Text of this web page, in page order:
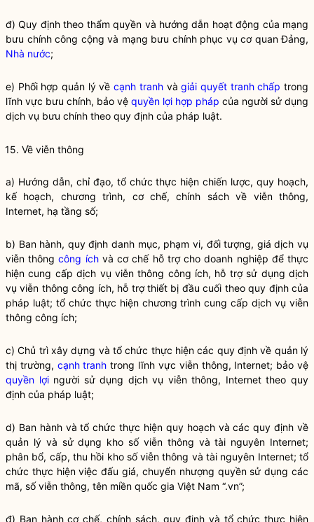
đ) Quy định theo thẩmquyền và hướng dẫn hoạt động của mạng
bưu chính công cộng và mạng bưu chính phục vụ cơ quan Đảng,
Nhà nước;
e) Phối hợp quản lý vềcạnh tranhvàgiải quyết tranh chấp trong
lĩnh vực bưu chính, bảo vệ quyền lợi hợp pháp của người sử dụng
dịch vụ bưu chính theo quy định của pháp luật.
15. Về viễn thông
a) Hướng dẫn, chỉ đạo, tổ chức thực hiện chiến lược, quy hoạch,
kế hoạch, chương trình, cơ chế, chính sách về viễn thông,
Internet, hạ tầng số;
b) Ban hành, quy định danh mục, phạm vi, đối tượng, giá dịch vụ
viễn thôngcông íchvà cơ chế hỗ trợ cho doanh nghiệp để thực
hiện cung cấp dịch vụ viễn thông công ích, hỗ trợ sử dụng dịch
vụ viễn thôngcông ích, hỗ trợ thiết bị đầu cuối theo quy định của
pháp luật; tổ chức thực hiện chương trình cung cấp dịch vụ viễn
thông công ích;
c) Chủ trì xây dựng và tổ chức thực hiện các quy định về quản lý
thị trường, cạnh tranh trong lĩnh vực viễn thông, Internet; bảo vệ
quyền lợingười sử dụng dịch vụ viễn thông, Internet theo quy
định của pháp luật;
d) Ban hành và tổ chức thực hiện quy hoạch và các quy định về
quản lý và sử dụng kho số viễn thông và tài nguyên Internet;
phân bổ, cấp, thu hồi kho số viễn thông và tài nguyên Internet; tổ
chức thực hiện việc đấu giá, chuyển nhượng quyềnsử dụng các
mã, số viễn thông, tên miền quốc gia Việt Nam “.vn”;
đ) Ban hành cơ chế, chính sách, quy định và tổ chức thực hiện